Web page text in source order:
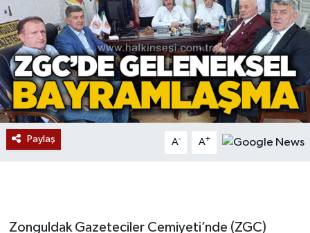
Paylaş A- A+
Zonguldak Gazeteciler Cemiyeti’nde (ZGC)
BİLİM VE TEKNOLOJİ
DUNYA
Düzce
Eğitim